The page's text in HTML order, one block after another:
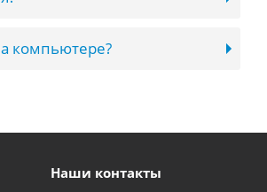
компьютере?
Наши контакты